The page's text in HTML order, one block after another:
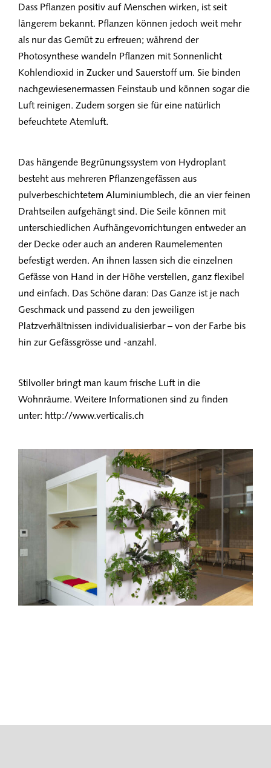
Dass Pflanzen positiv auf Menschen wirken, ist seit
längerem bekannt. Pflanzen können jedoch weit mehr
als nur das Gemüt zu erfreuen; während der
Photosynthese wandeln Pflanzen mit Sonnenlicht
Kohlendioxid in Zucker und Sauerstoff um. Sie binden
nachgewiesenermassen Feinstaub und können sogar die
Luft reinigen. Zudem sorgen sie für eine natürlich
befeuchtete Atemluft.
Das hängende Begrünungssystem von Hydroplant
besteht aus mehreren Pflanzengefässen aus
pulverbeschichtetem Aluminiumblech, die an vier feinen
Drahtseilen aufgehängt sind. Die Seile können mit
unterschiedlichen Aufhängevorrichtungen entweder an
der Decke oder auch an anderen Raumelementen
befestigt werden. An ihnen lassen sich die einzelnen
Gefässe von Hand in der Höhe verstellen, ganz flexibel
und einfach. Das Schöne daran: Das Ganze ist je nach
Geschmack und passend zu den jeweiligen
Platzverhältnissen individualisierbar – von der Farbe bis
hin zur Gefässgrösse und -anzahl.
Stilvoller bringt man kaum frische Luft in die
Wohnräume. Weitere Informationen sind zu finden
unter: http://www.verticalis.ch